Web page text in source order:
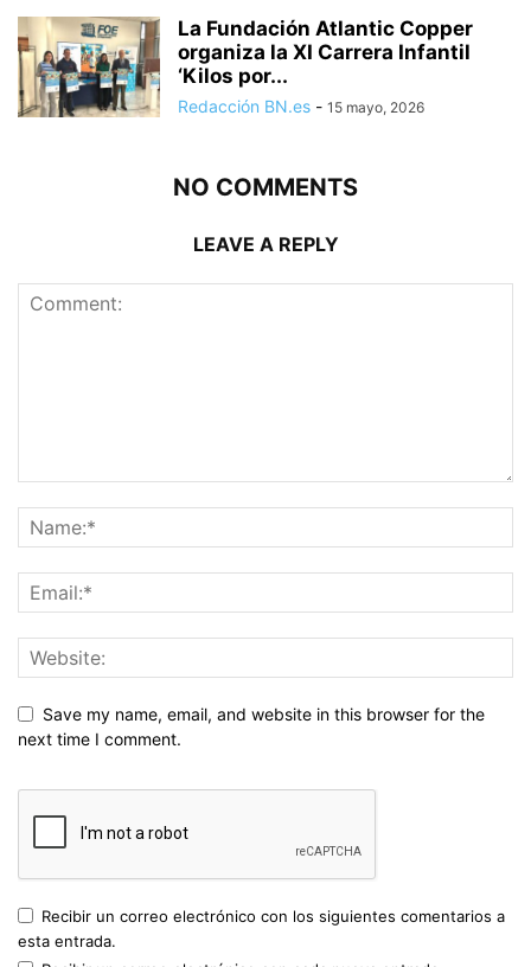
La Fundación Atlantic Copper
organiza la XI Carrera Infantil
‘Kilos por...
Redacción BN.es - 15 mayo, 2026
NO COMMENTS
LEAVE A REPLY
Save my name, email, and website in this browser for the
next time I comment.
Recibir un correo electrónico con los siguientes comentarios a
esta entrada.